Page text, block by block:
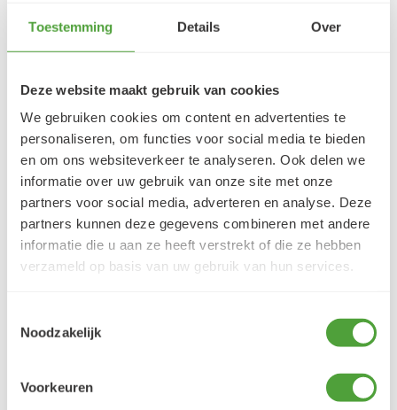
Toestemming Details Over
Deze website maakt gebruik van cookies
We gebruiken cookies om content en advertenties te
personaliseren, om functies voor social media te bieden
en om ons websiteverkeer te analyseren. Ook delen we
informatie over uw gebruik van onze site met onze
partners voor social media, adverteren en analyse. Deze
partners kunnen deze gegevens combineren met andere
informatie die u aan ze heeft verstrekt of die ze hebben
verzameld op basis van uw gebruik van hun services.
Noodzakelijk
Voorkeuren
5/5
5 augustus 2026
j'ai trouvé très contente du résultat
LEES MEER